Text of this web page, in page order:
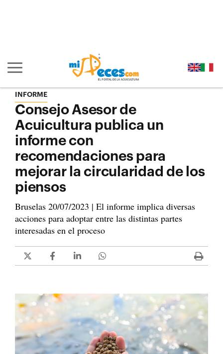
Mostrar/ocultar navegación principal
INFORME
Consejo Asesor de
Acuicultura publica un
informe con
recomendaciones para
mejorar la circularidad de los
piensos
Bruselas 20/07/2023 | El informe implica diversas
acciones para adoptar entre las distintas partes
interesadas en el proceso